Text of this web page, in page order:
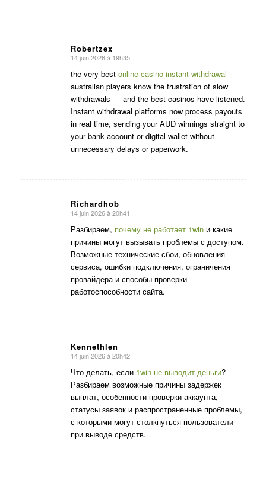
Robertzex
dit
14 juin 2026 à 19h35
the very best online casino instant withdrawal
australian players know the frustration of slow
withdrawals — and the best casinos have listened.
Instant withdrawal platforms now process payouts
in real time, sending your AUD winnings straight to
your bank account or digital wallet without
unnecessary delays or paperwork.
Richardhob
dit
14 juin 2026 à 20h41
Разбираем, почему не работает 1winи какие
причины могут вызывать проблемы с доступом.
Возможные технические сбои, обновления
сервиса, ошибки подключения, ограничения
провайдера и способы проверки
работоспособности сайта.
Kennethlen
dit
14 juin 2026 à 20h42
Что делать, если 1win не выводит деньги?
Разбираем возможные причины задержек
выплат, особенности проверки аккаунта,
статусы заявок и распространенные проблемы,
с которыми могут столкнуться пользователи
при выводе средств.